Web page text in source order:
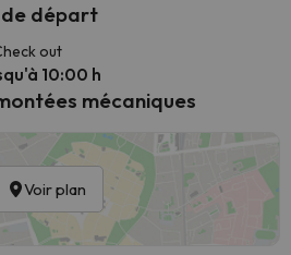
départ
out
10:00 h
mécaniques
Voir plan